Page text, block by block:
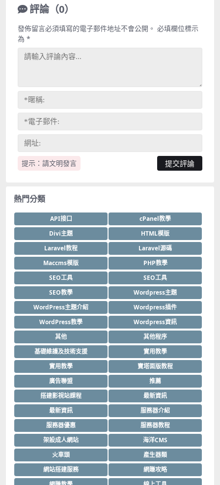
評論（0）
提示：請文明發言
發佈留言必須填寫的電子郵件地址不會公開。 必填欄位標示
為 *
熱門分類
API接口
cPanel教學
Divi主題
HTML模版
Laravel教程
Laravel源碼
Maccms模版
PHP教學
SEO工具
SEO工具
SEO教學
Wordpress主題
WordPress主題介紹
Wordpress插件
WordPress教學
Wordpress資訊
其他
其他程序
基礎維護及技術支援
實用教學
實用教學
寶塔面版教程
廣告聯盟
推薦
搭建影視站課程
最新資訊
最新資訊
服務器介紹
服務器優惠
服務器教程
架設成人網站
海洋CMS
火車頭
產生器類
網站搭建服務
網賺攻略